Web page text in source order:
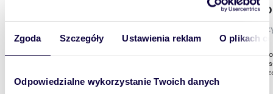
Zgoda Szczegóły Ustawienia reklam O plikach
Odpowiedzialne wykorzystanie Twoich danych
5
Hala